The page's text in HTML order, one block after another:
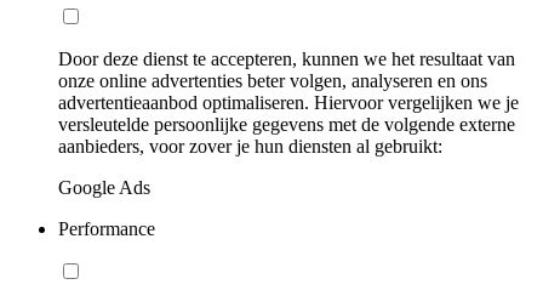
Door deze dienst te accepteren, kunnen we het resultaat van
onze online advertenties beter volgen, analyseren en ons
advertentieaanbod optimaliseren. Hiervoor vergelijken we je
versleutelde persoonlijke gegevens met de volgende externe
aanbieders, voor zover je hun diensten al gebruikt:
Google Ads
Performance